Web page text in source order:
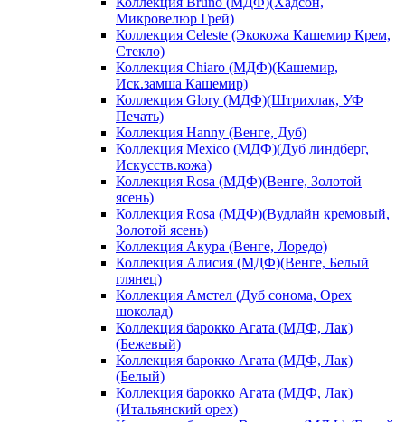
Микровелюр Грей)
Коллекция Celeste (Экокожа Кашемир Крем,
Стекло)
Коллекция Chiaro (МДФ)(Кашемир,
Иск.замша Кашемир)
Коллекция Glory (МДФ)(Штрихлак, УФ
Печать)
Коллекция Hanny (Венге, Дуб)
Коллекция Mexico (МДФ)(Дуб линдберг,
Искусств.кожа)
Коллекция Rosa (МДФ)(Венге, Золотой
ясень)
Коллекция Rosa (МДФ)(Вудлайн кремовый,
Золотой ясень)
Коллекция Акура (Венге, Лоредо)
Коллекция Алисия (МДФ)(Венге, Белый
глянец)
Коллекция Амстел (Дуб сонома, Орех
шоколад)
Коллекция барокко Агата (МДФ, Лак)
(Бежевый)
Коллекция барокко Агата (МДФ, Лак)
(Белый)
Коллекция барокко Агата (МДФ, Лак)
(Итальянский орех)